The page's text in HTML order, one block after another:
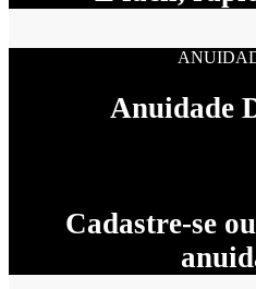
Anuidade
Cadastre-se